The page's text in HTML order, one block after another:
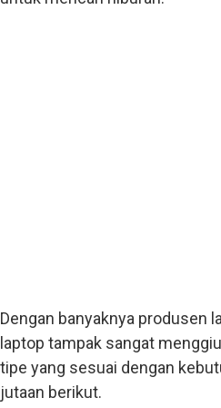
Dengan banyaknya produsen
laptop tampak sangat
tipe yang sesuai dengan
jutaan berikut.